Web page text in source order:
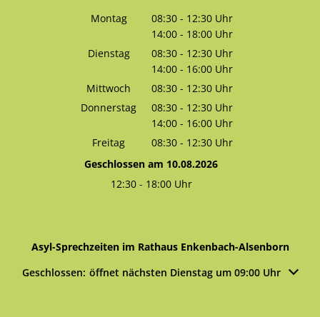
Montag
08:30 - 12:30 Uhr
Von 08:30 bis 12:30 Uhr
14:00 - 18:00 Uhr
Von 14:00 bis 18:00 Uhr
Dienstag 08:30 - 12:30 Uhr
Von 08:30 bis 12:30 Uhr
14:00 - 16:00 Uhr
Von 14:00 bis 16:00 Uhr
Mittwoch 08:30 - 12:30 Uhr
Von 08:30 bis 12:30 Uhr
Donnerstag 08:30 - 12:30 Uhr
Von 08:30 bis 12:30 Uhr
14:00 - 16:00 Uhr
Von 14:00 bis 16:00 Uhr
Freitag 08:30 - 12:30 Uhr
Von 08:30 bis 12:30 Uhr
Geschlossen am 10.08.2026
12:30- 18:00Uhr
Asyl-Sprechzeiten im Rathaus Enkenbach-Alsenborn
Klicken, um weitere Öffnungs- oder Schließzeiten
Geschlossen: öffnet nächsten Dienstag um 09:00 Uhr